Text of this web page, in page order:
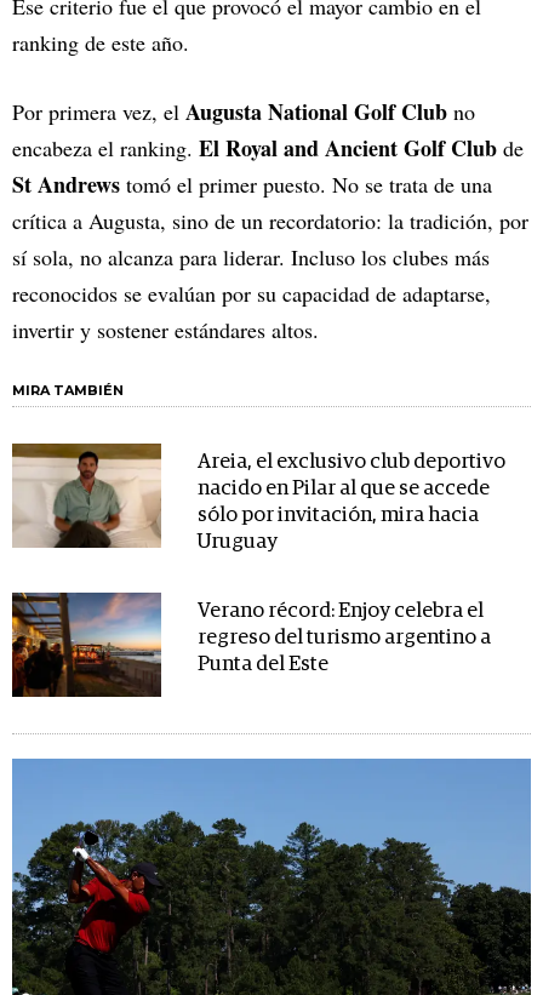
Ese criterio fue el que provocó el mayor cambio en el
ranking de este año.
Por primera vez, el Augusta National Golf Club no
encabeza el ranking. El Royal and Ancient Golf Club de
St Andrews tomó el primer puesto. No se trata de una
crítica a Augusta, sino de un recordatorio: la tradición, por
sí sola, no alcanza para liderar. Incluso los clubes más
reconocidos se evalúan por su capacidad de adaptarse,
invertir y sostener estándares altos.
MIRA TAMBIÉN
Areia, el exclusivo club deportivo
nacido en Pilar al que se accede
sólo por invitación, mira hacia
Uruguay
Verano récord: Enjoy celebra el
regreso del turismo argentino a
Punta del Este